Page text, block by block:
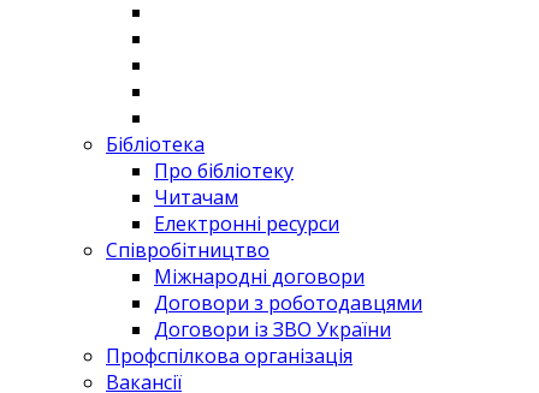
Бібліотека
Про бібліотеку
Читачам
Електронні ресурси
Співробітництво
Міжнародні договори
Договори з роботодавцями
Договори із ЗВО України
Профспілкова організація
Вакансії